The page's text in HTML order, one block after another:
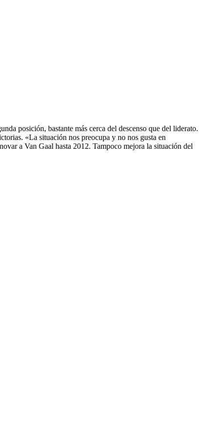
posición, bastante más cerca del descenso que del liderato.
«La situación nos preocupa y no nos gusta en
a Van Gaal hasta 2012. Tampoco mejora la situación del